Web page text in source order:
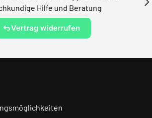
Hilfe und Beratung
Vertrag widerrufen